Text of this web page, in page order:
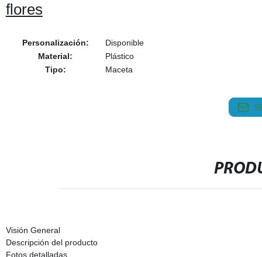
flores
Personalización:
Disponible
Material:
Plástico
Tipo:
Maceta
Visión General
Descripción del producto
Fotos detalladas